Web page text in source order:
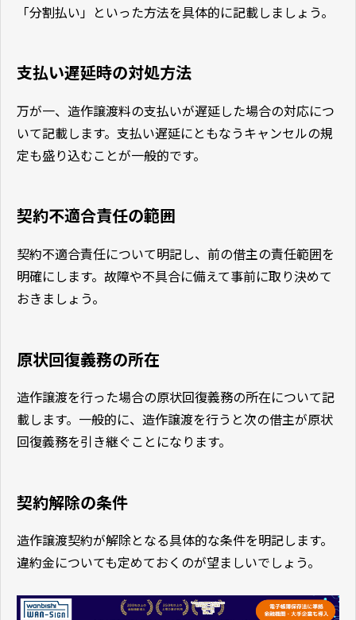
「分割払い」といった方法を具体的に記載しましょう。
支払い遅延時の対処方法
万が一、造作譲渡料の支払いが遅延した場合の対応につ
いて記載します。支払い遅延にともなうキャンセルの規
定も盛り込むことが一般的です。
契約不適合責任の範囲
契約不適合責任について明記し、前の借主の責任範囲を
明確にします。故障や不具合に備えて事前に取り決めて
おきましょう。
原状回復義務の所在
造作譲渡を行った場合の原状回復義務の所在について記
載します。一般的に、造作譲渡を行うと次の借主が原状
回復義務を引き継ぐことになります。
契約解除の条件
造作譲渡契約が解除となる具体的な条件を明記します。
違約金についても定めておくのが望ましいでしょう。